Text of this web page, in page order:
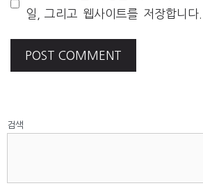
일, 그리고 웹사이트를 저장합니다.
검색